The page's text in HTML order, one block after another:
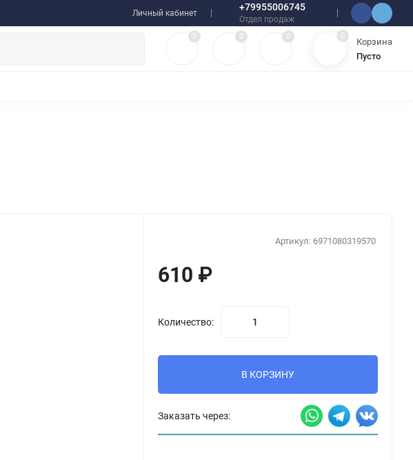
Личный кабинет
+79955006745
Отдел продаж
0 0 0 0
Корзина
Пусто
Артикул: 6971080319570
610 ₽
Количество:
В КОРЗИНУ
Заказать через: